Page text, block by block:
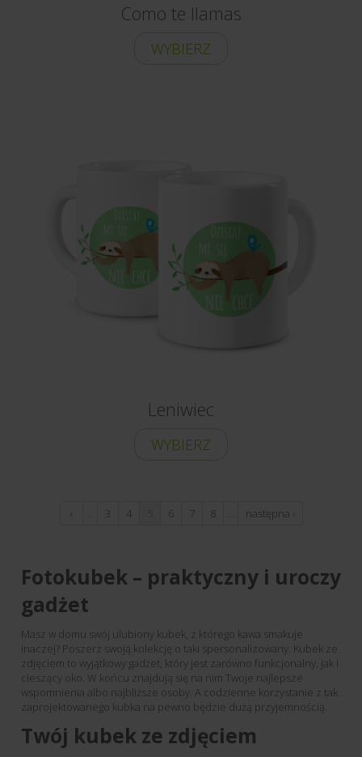
Como te llamas
WYBIERZ
Leniwiec
WYBIERZ
‹
3 4 6 7 8 następna ›
Fotokubek – praktyczny i uroczy
gadżet
Masz w domu swój ulubiony kubek, z którego kawa smakuje
inaczej? Poszerz swoją kolekcję o taki spersonalizowany. Kubek ze
zdjęciem to wyjątkowy gadżet, który jest zarówno funkcjonalny, jak i
cieszący oko. W końcu znajdują się na nim Twoje najlepsze
wspomnienia albo najbliższe osoby. A codzienne korzystanie z tak
zaprojektowanego kubka na pewno będzie dużą przyjemnością.
Twój kubek ze zdjęciem